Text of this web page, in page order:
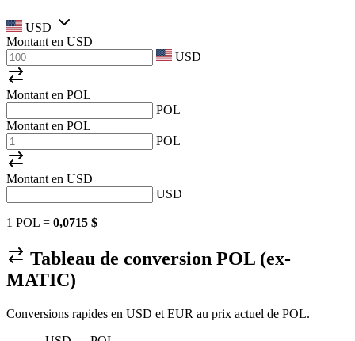
USD
Montant en USD
USD
Montant en POL
POL
Montant en POL
POL
Montant en USD
USD
1 POL = 0,0715 $
Tableau de conversion POL (ex-
MATIC)
Conversions rapides en USD et EUR au prix actuel de POL.